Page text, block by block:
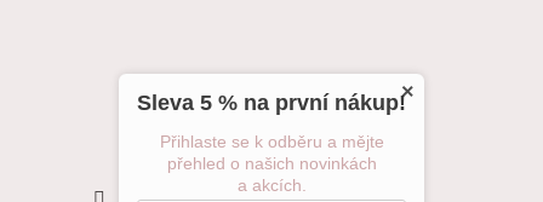
Sledovat na Instagramu
×
Sleva 5 % na první nákup!
Přihlaste se k odběru a mějte
přehled o našich novinkách
a akcích.